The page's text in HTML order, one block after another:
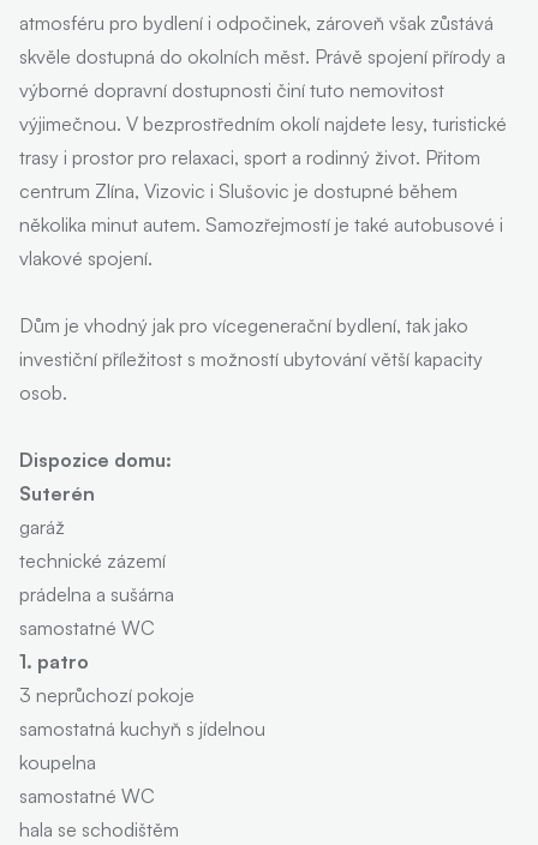
atmosféru pro bydlení i odpočinek, zároveň však zůstává
skvěle dostupná do okolních měst. Právě spojení přírody a
výborné dopravní dostupnosti činí tuto nemovitost
výjimečnou. V bezprostředním okolí najdete lesy, turistické
trasy i prostor pro relaxaci, sport a rodinný život. Přitom
centrum Zlína, Vizovic i Slušovic je dostupné během
několika minut autem. Samozřejmostí je také autobusové i
vlakové spojení.
Dům je vhodný jak pro vícegenerační bydlení, tak jako
investiční příležitost s možností ubytování větší kapacity
osob.
Dispozice domu:
Suterén
garáž
technické zázemí
prádelna a sušárna
samostatné WC
1. patro
3 neprůchozí pokoje
samostatná kuchyň s jídelnou
koupelna
samostatné WC
hala se schodištěm